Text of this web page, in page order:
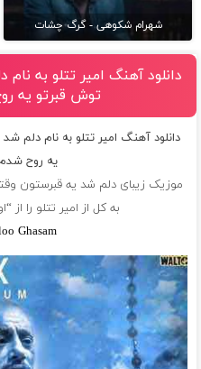
شهرام شکوهی - گرگ چشات
دانلود آهنگ امیر تتلو به
توش قبرتو یه
دانلود آهنگ امیر تتلو به نام دلم
یه روح
موزیک زیبای دلم شد یه قبرستون
به کل از امیر تتلو را از
Ghasam